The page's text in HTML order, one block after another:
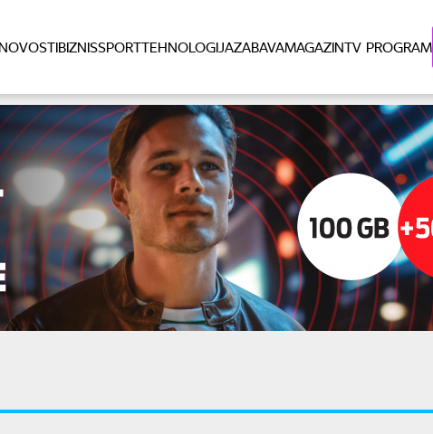
NOVOSTIBIZNISSPORTTEHNOLOGIJAZABAVAMAGAZINTV PROGRAM